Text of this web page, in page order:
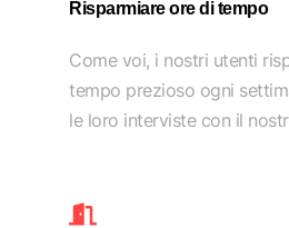
Risparmiare ore di tempo
Come voi, i nostri utenti
tempo prezioso ogni
le loro interviste con il